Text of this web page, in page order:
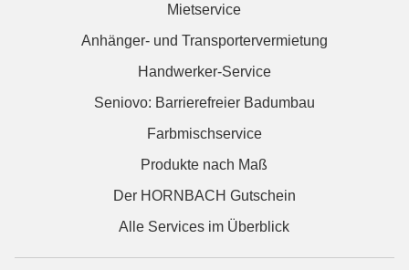
Mietservice
Anhänger- und Transportervermietung
Handwerker-Service
Seniovo: Barrierefreier Badumbau
Farbmischservice
Produkte nach Maß
Der HORNBACH Gutschein
Alle Services im Überblick